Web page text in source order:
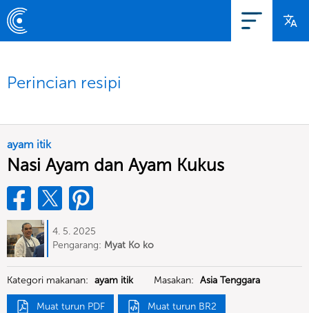
Perincian resipi
ayam itik
Nasi Ayam dan Ayam Kukus
4. 5. 2025
Pengarang: Myat Ko ko
Kategori makanan: ayam itik Masakan: Asia Tenggara
Muat turun PDF Muat turun BR2